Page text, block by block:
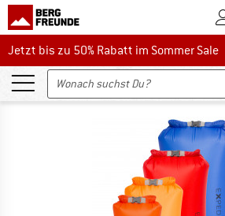
Jetzt bis zu 50% Rabatt im Sommer Sale
Jetzt bis zu 50% Rabatt im Sommer